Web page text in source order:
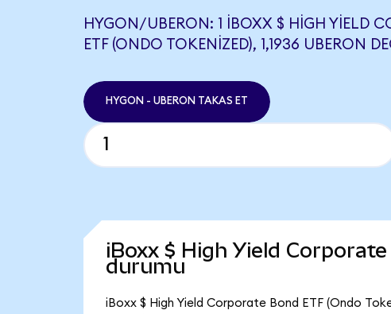
HYGON/UBERON: 1 IBOXX $ HIGH YIELD
ETF (ONDO TOKENIZED), 1,1936 UBERON
HYGON - UBERON TAKAS ET
iBoxx $ High Yield
durumu
iBoxx $ High Yield Corporate Bond ETF (Ondo